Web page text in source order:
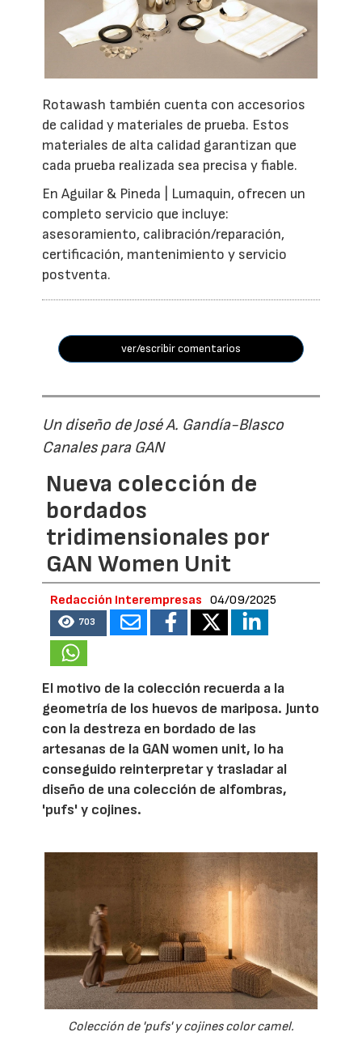
Rotawash también cuenta con accesorios
de calidad y materiales de prueba. Estos
materiales de alta calidad garantizan que
cada prueba realizada sea precisa y fiable.
En Aguilar & Pineda | Lumaquin, ofrecen un
completo servicio que incluye:
asesoramiento, calibración/reparación,
certificación, mantenimiento y servicio
postventa.
ver/escribir comentarios
Un diseño de José A. Gandía-Blasco
Canales para GAN
Nueva colección de
bordados
tridimensionales por
GAN Women Unit
Redacción Interempresas 04/09/2025
703
El motivo de la colección recuerda a la
geometría de los huevos de mariposa. Junto
con la destreza en bordado de las
artesanas de la GAN women unit, lo ha
conseguido reinterpretar y trasladar al
diseño de una colección de alfombras,
'pufs' y cojines.
Colección de 'pufs' y cojines color camel.